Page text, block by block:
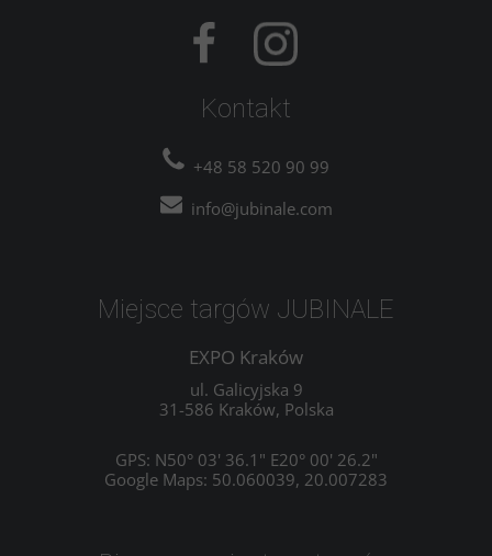
Kontakt
+48 58 520 90 99
info@jubinale.com
Miejsce targów JUBINALE
EXPO Kraków
ul. Galicyjska 9
31-586 Kraków, Polska
GPS: N50° 03' 36.1" E20° 00' 26.2"
Google Maps: 50.060039, 20.007283